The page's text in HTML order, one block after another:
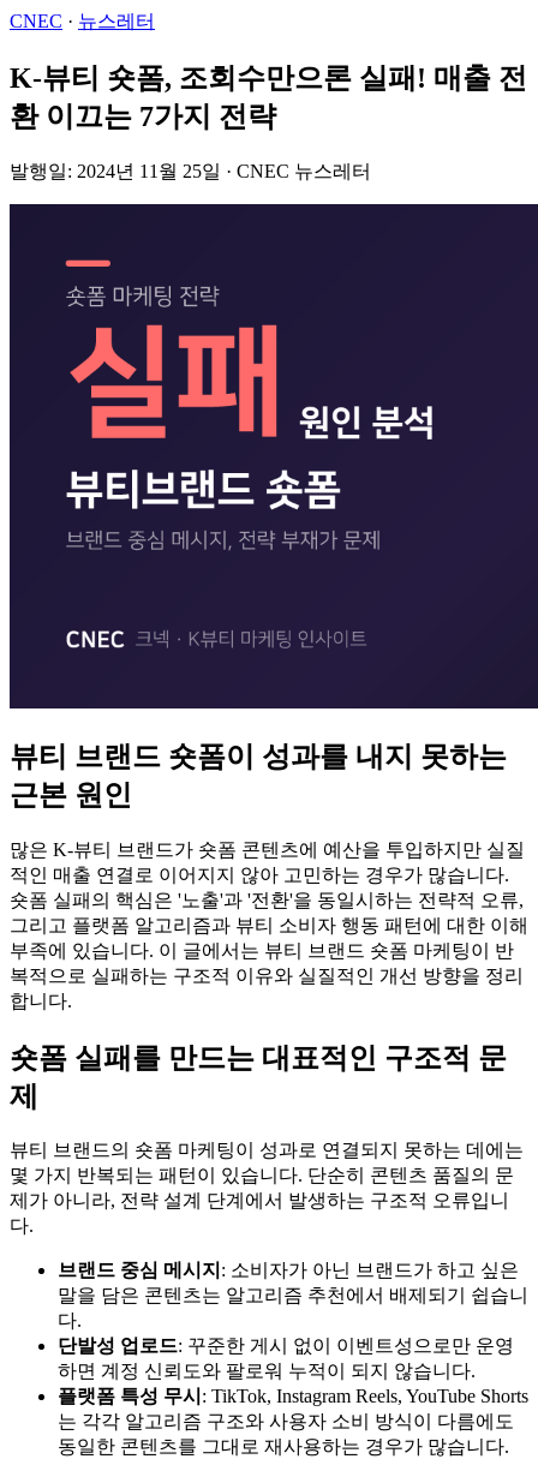
CNEC · 뉴스레터
K-뷰티 숏폼, 조회수만으론 실패! 매출 전
환 이끄는 7가지 전략
발행일: 2024년 11월 25일 · CNEC 뉴스레터
뷰티 브랜드 숏폼이 성과를 내지 못하는
근본 원인
많은 K-뷰티 브랜드가 숏폼 콘텐츠에 예산을 투입하지만 실질
적인 매출 연결로 이어지지 않아 고민하는 경우가 많습니다.
숏폼 실패의 핵심은 '노출'과 '전환'을 동일시하는 전략적 오류,
그리고 플랫폼 알고리즘과 뷰티 소비자 행동 패턴에 대한 이해
부족에 있습니다. 이 글에서는 뷰티 브랜드 숏폼 마케팅이 반
복적으로 실패하는 구조적 이유와 실질적인 개선 방향을 정리
합니다.
숏폼 실패를 만드는 대표적인 구조적 문
제
뷰티 브랜드의 숏폼 마케팅이 성과로 연결되지 못하는 데에는
몇 가지 반복되는 패턴이 있습니다. 단순히 콘텐츠 품질의 문
제가 아니라, 전략 설계 단계에서 발생하는 구조적 오류입니
다.
브랜드 중심 메시지 : 소비자가 아닌 브랜드가 하고 싶은
말을 담은 콘텐츠는 알고리즘 추천에서 배제되기 쉽습니
다.
단발성 업로드: 꾸준한 게시 없이 이벤트성으로만 운영
하면 계정 신뢰도와 팔로워 누적이 되지 않습니다.
플랫폼 특성 무시 : TikTok, Instagram Reels, YouTube Shorts
는 각각 알고리즘 구조와 사용자 소비 방식이 다름에도
동일한 콘텐츠를 그대로 재사용하는 경우가 많습니다.